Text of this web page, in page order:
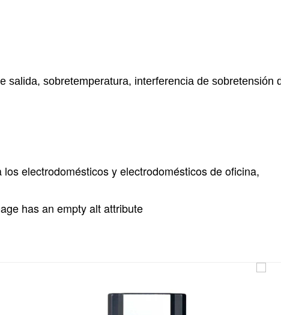
sobretemperatura, interferencia de sobretensión
electrodomésticos y electrodomésticos de oficina,